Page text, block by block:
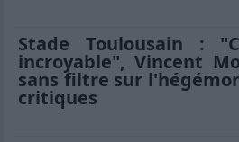
Stade Toulousain :
incroyable", Vincent
sans filtre sur
critiques